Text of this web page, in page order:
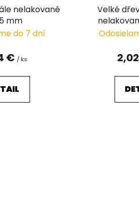
nelakované
mm
do 7 dní
€ / ks
Velké